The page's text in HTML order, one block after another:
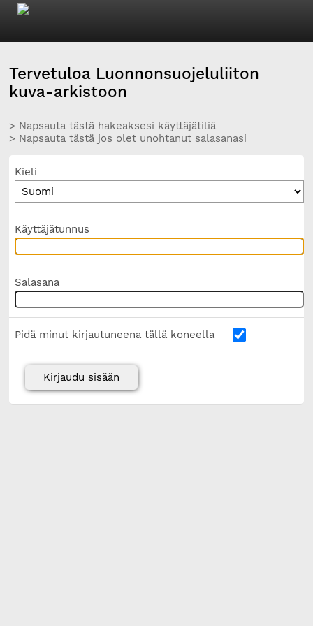
Tervetuloa Luonnonsuojeluliiton
kuva-arkistoon
> Napsauta tästä hakeaksesi käyttäjätiliä
> Napsauta tästä jos olet unohtanut salasanasi
Kieli
Käyttäjätunnus
Salasana
Pidä minut kirjautuneena tällä koneella